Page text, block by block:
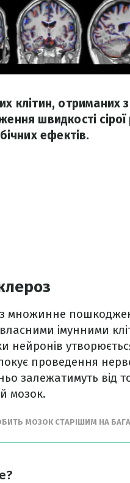
клітин, отриманих
швидкості
ефектів.
множинне
імунними
нейронів
проведення
залежатимуть від
мозок.
МОЗОК СТАРІШИМ НА